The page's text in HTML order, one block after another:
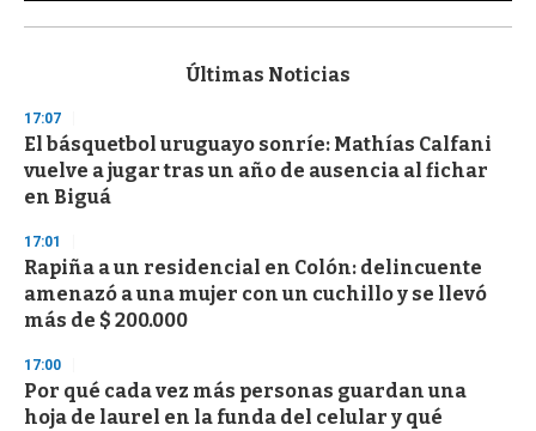
s
d
s
o
f
3
s
e
c
o
n
Últimas Noticias
17:07
El básquetbol uruguayo sonríe: Mathías Calfani
vuelve a jugar tras un año de ausencia al fichar
en Biguá
17:01
Rapiña a un residencial en Colón: delincuente
amenazó a una mujer con un cuchillo y se llevó
más de $ 200.000
17:00
Por qué cada vez más personas guardan una
hoja de laurel en la funda del celular y qué